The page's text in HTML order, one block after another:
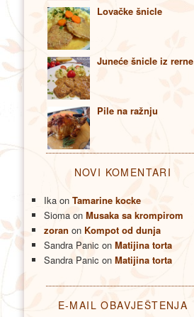
Lovačke šnicle
Juneće šnicle iz rerne
Pile na ražnju
NOVI KOMENTARI
Ikaon Tamarine kocke
Siomaon Musaka sa krompirom
zoran on Kompot od dunja
Sandra Panic on Matijina torta
Sandra Panic on Matijina torta
E-MAIL OBAVJEŠTENJA